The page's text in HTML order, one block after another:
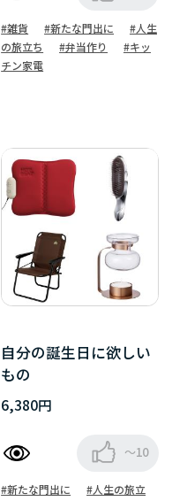
#雑貨 #新たな門出に
#人生
の旅立ち
#弁当作り
#キッ
チン家電
自分の誕生日に欲しい
もの
6,380円
～10
#新たな門出に
#人生の旅立